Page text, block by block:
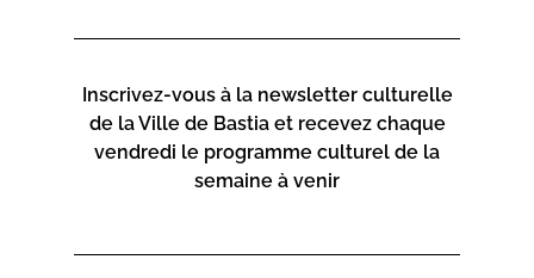
créatif partons à la recherche du bleu, de tous les bleus !
LIEU DE L'ÉVÉNEMENT
Inscrivez-vous à la newsletter culturelle
de la Ville de Bastia et recevez chaque
vendredi le programme culturel de la
semaine à venir